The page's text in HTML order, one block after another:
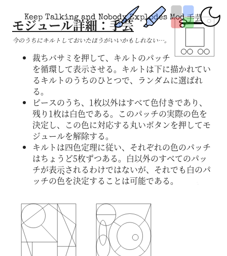
Keep Talking and Nobody Explodes Mod手芸
モジュール詳細：手芸
今のうちにキルトしておいたほうがいいかもしれない…。
裁ちバサミを押して、キルトのパッチ
を循環して表示させる。キルトは下に描かれてい
るキルトのうちのひとつで、ランダムに選ばれ
る。
ピースのうち、1枚以外はすべて色付きであり、
残り1枚は白色である。このパッチの実際の色を
決定し、この色に対応する丸いボタンを押してモ
ジュールを解除する。
キルトは四色定理に従い、それぞれの色のパッチ
はちょうど5枚ずつある。白以外のすべてのパッ
チが表示されるわけではないが、それでも白のパ
ッチの色を決定することは可能である。